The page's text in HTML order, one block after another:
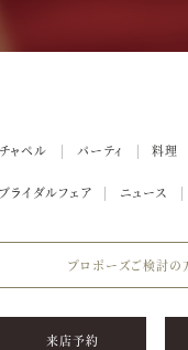
チャペル パーティ 料理
ブライダルフェア ニュース
プロポーズご検討の
来店予約